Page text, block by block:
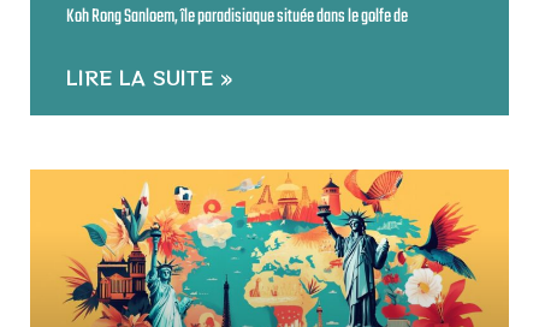
Koh Rong Sanloem, île paradisiaque située dans le golfe de
LIRE LA SUITE »